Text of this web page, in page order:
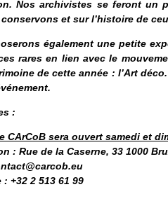
Nos archivistes se feront un
et sur l’histoire de
également une petite
rares en lien avec le
de cette année : l’Art
:
CArCoB sera ouvert samedi et
: Rue de la Caserne, 33 1000
+32 2 513 61 99